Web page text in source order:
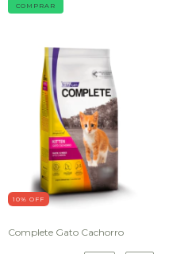
COMPRAR
10% OFF
Complete Gato Cachorro